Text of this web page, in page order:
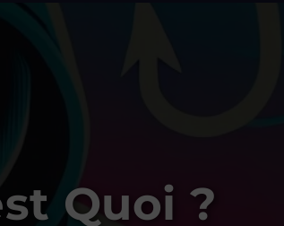
Quoi ?